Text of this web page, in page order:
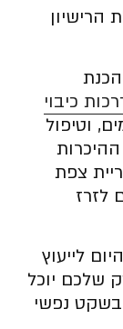
הרישיון
כיבוי
וטיפול
צפת
לזרז
לייעוץ
שלכם יוכל
נפשי